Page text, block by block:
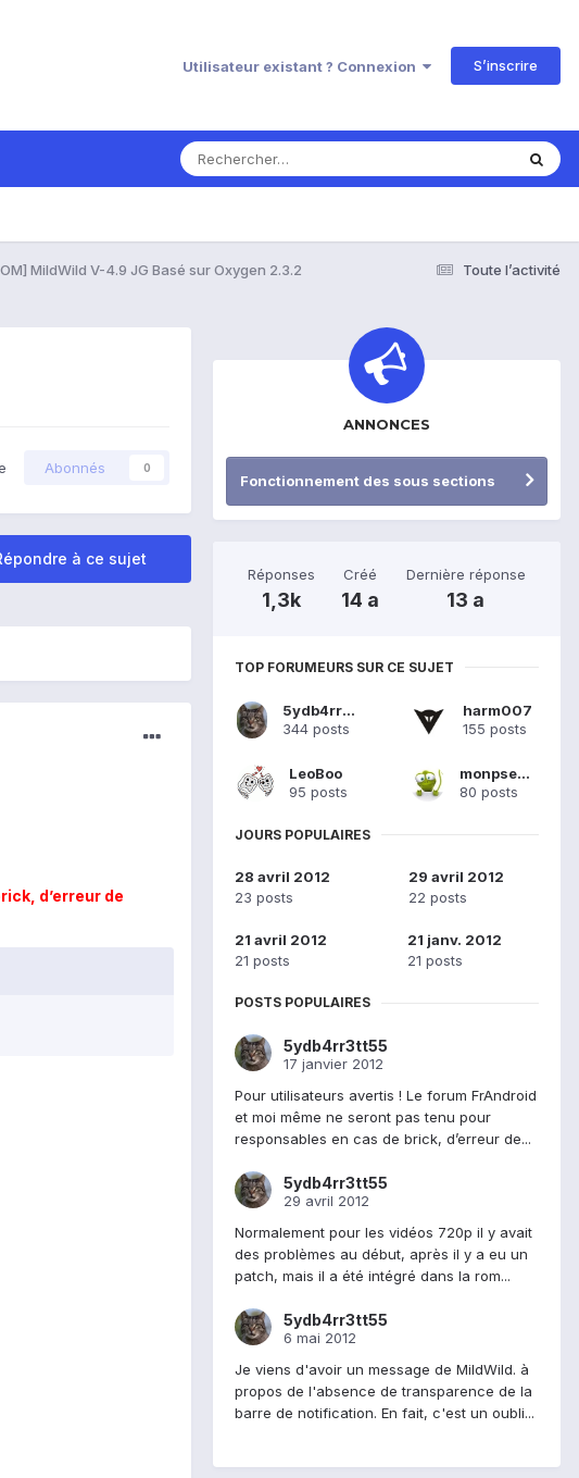
Utilisateur existant ? Connexion S’inscrire
Toute l’activité
MildWild V-4.9 JG Basé sur Oxygen 2.3.2
Abonnés 0
à ce sujet
d’erreur de
ANNONCES
Fonctionnement des sous sections
Réponses
1,3k
Créé
14 a
Dernière réponse
13 a
TOP FORUMEURS SUR CE SUJET
5ydb4rr3tt55
344 posts
harm007
155 posts
LeoBoo
95 posts
monpseudo
80 posts
JOURS POPULAIRES
28 avril 2012
23 posts
29 avril 2012
22 posts
21 avril 2012
21 posts
21 janv. 2012
21 posts
POSTS POPULAIRES
5ydb4rr3tt55
17 janvier 2012
Pour utilisateurs avertis ! Le forum FrAndroid
et moi même ne seront pas tenu pour
responsables en cas de brick, d’erreur de...
5ydb4rr3tt55
29 avril 2012
Normalement pour les vidéos 720p il y avait
des problèmes au début, après il y a eu un
patch, mais il a été intégré dans la rom...
5ydb4rr3tt55
6 mai 2012
Je viens d'avoir un message de MildWild. à
propos de l'absence de transparence de la
barre de notification. En fait, c'est un oubli...